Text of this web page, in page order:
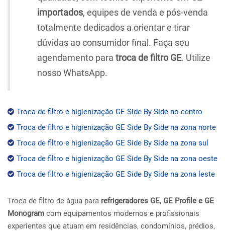
importados, equipes de venda e pós-venda
totalmente dedicados a orientar e tirar
dúvidas ao consumidor final. Faça seu
agendamento para troca de filtro GE. Utilize
nosso WhatsApp.
Troca de filtro e higienização GE Side By Side no centro
Troca de filtro e higienização GE Side By Side na zona norte
Troca de filtro e higienização GE Side By Side na zona sul
Troca de filtro e higienização GE Side By Side na zona oeste
Troca de filtro e higienização GE Side By Side na zona leste
Troca de filtro de água para refrigeradores GE, GE Profile e GE
Monogram com equipamentos modernos e profissionais
experientes que atuam em residências, condomínios, prédios,